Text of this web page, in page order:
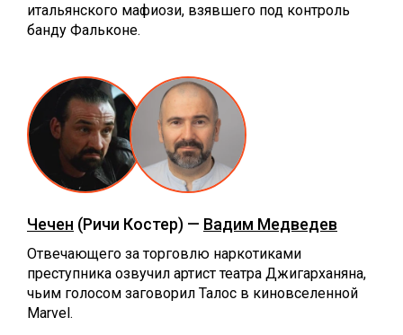
итальянского мафиози, взявшего под контроль
банду Фальконе.
Чечен (Ричи Костер) — Вадим Медведев
Отвечающего за торговлю наркотиками
преступника озвучил артист театра Джигарханяна,
чьим голосом заговорил Талос в киновселенной
Marvel.